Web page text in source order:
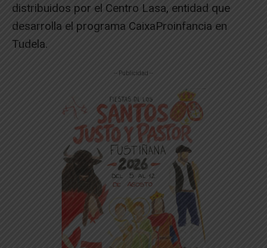
distribuidos por el Centro Lasa, entidad que
desarrolla el programa CaixaProinfancia en
Tudela.
-- Publicidad --